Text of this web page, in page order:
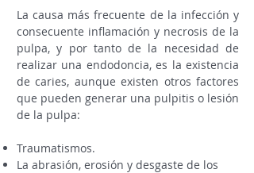
La causa más frecuente de la infección y
consecuente inflamación y necrosis de la
pulpa, y por tanto de la necesidad de
realizar una endodoncia, es la existencia
de caries, aunque existen otros factores
que pueden generar una pulpitis o lesión
de la pulpa:
Traumatismos.
La abrasión, erosión y desgaste de los